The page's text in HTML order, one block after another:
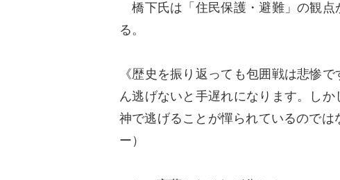
橋下氏は「住民保護・避難」の観点
る。
《歴史を振り返っても包囲戦は悲惨
ん逃げないと手遅れになります。し
神で逃げることが憚られているので
ー）